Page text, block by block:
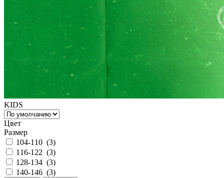
KIDS
Цвет
Размер
104-110 (3)
116-122 (3)
128-134 (3)
140-146 (3)